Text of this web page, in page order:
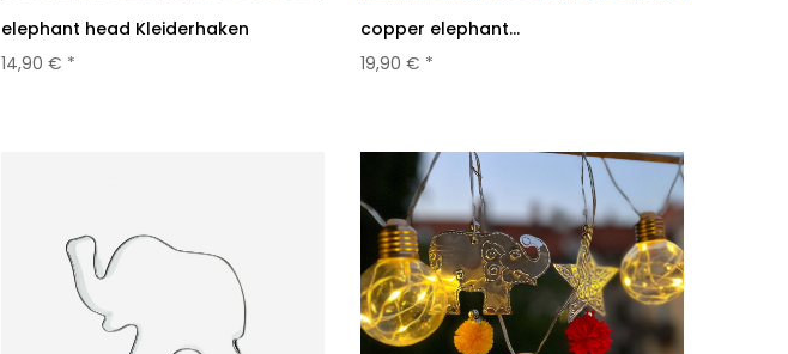
elephant head Kleiderhaken
14,90 € *
copper elephant...
19,90 € *